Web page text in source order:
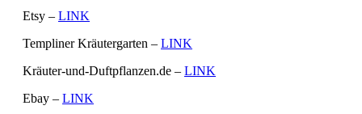
Etsy – LINK
Templiner Kräutergarten – LINK
Kräuter-und-Duftpflanzen.de – LINK
Ebay – LINK